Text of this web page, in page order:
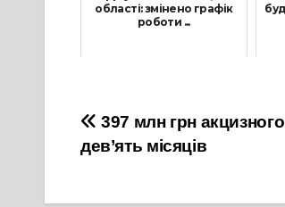
області: змінено графік
роботи ...
Навігація
записів
397 млн грн
дев’ять місяців